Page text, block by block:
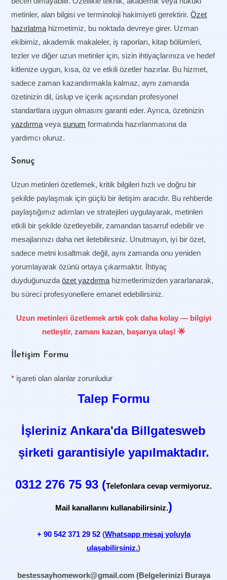
metinler, alan bilgisi ve terminoloji hakimiyeti gerektirir.Özet
hazırlatma hizmetimiz, bu noktada devreye girer. Uzman
ekibimiz, akademik makaleler, iş raporları, kitap bölümleri,
tezler ve diğer uzun metinler için, sizin ihtiyaçlarınıza ve hedef
kitlenize uygun, kısa, öz ve etkili özetler hazırlar. Bu hizmet,
sadece zaman kazandırmakla kalmaz, aynı zamanda
özetinizin dil, üslup ve içerik açısından profesyonel
standartlara uygun olmasını garanti eder. Ayrıca, özetinizin
yazdırma veyasunum formatında hazırlanmasına da
yardımcı oluruz.
Sonuç
Uzun metinleri özetlemek, kritik bilgileri hızlı ve doğru bir
şekilde paylaşmak için güçlü bir iletişim aracıdır. Bu rehberde
paylaştığımız adımları ve stratejileri uygulayarak, metinleri
etkili bir şekilde özetleyebilir, zamandan tasarruf edebilir ve
mesajlarınızı daha net iletebilirsiniz. Unutmayın, iyi bir özet,
sadece metni kısaltmak değil, aynı zamanda onu yeniden
yorumlayarak özünü ortaya çıkarmaktır. İhtiyaç
duyduğunuzdaözet yazdırma hizmetlerimizden yararlanarak,
bu süreci profesyonellere emanet edebilirsiniz.
Uzun metinleri özetlemek artık çok daha kolay — bilgiyi
netleştir, zamanı kazan, başarıya ulaş! 🌟
İletişim Formu
* işareti olan alanlar zorunludur
Talep Formu
İşleriniz Ankara'da Billgatesweb
şirketi garantisiyle yapılmaktadır.
0312 276 75 93 (Telefonlara cevap vermiyoruz.
Mail kanallarını kullanabilirsiniz.)
+ 90 542 371 29 52(Whatsapp mesaj yoluyla
ulaşabilirsiniz.)
bestessayhomework@gmail.com(Belgelerinizi Buraya